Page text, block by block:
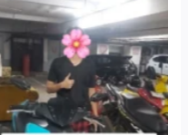
Cityplaza Jatinegara
Gedung Parkir P6A